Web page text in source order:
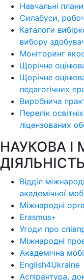
Навчальні плани
Силабуси,
Каталоги
вибору
Моніторинг
Щорічне
Щорічне
педагогічних
Виробнича
Перелік
ліцензoваних
НАУКОВА
ДІЯЛЬНІСТЬ
Відділ
академічної
Міжнародні
Erasmus+
Угоди про
Міжнародні
Академічна
English4Ukraine
Аспірантура,